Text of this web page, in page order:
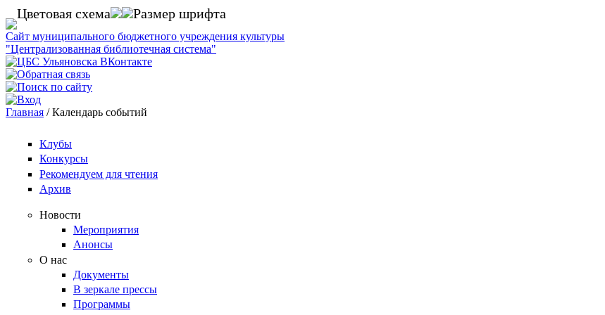
Перейти к основному содержанию
Цветовая схема Размер шрифта
Сайт муниципального бюджетного учреждения культуры
"Централизованная библиотечная система"
Главная / Календарь событий
Клубы
Конкурсы
Рекомендуем для чтения
Архив
Новости
Мероприятия
Анонсы
О нас
Документы
В зеркале прессы
Программы